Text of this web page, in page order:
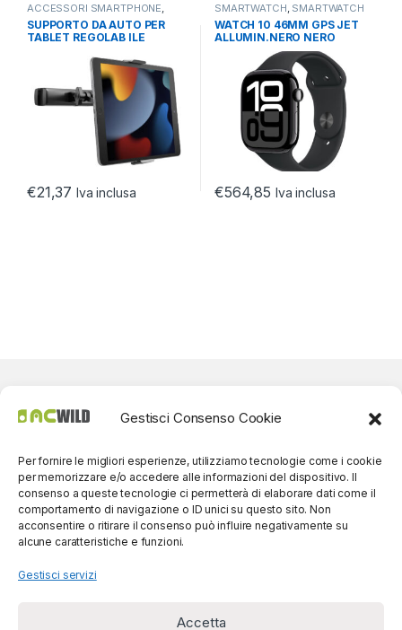
Gestisci Consenso Cookie
Per fornire le migliori esperienze, utilizziamo tecnologie come i cookie
per memorizzare e/o accedere alle informazioni del dispositivo. Il
consenso a queste tecnologie ci permetterà di elaborare dati come il
comportamento di navigazione o ID unici su questo sito. Non
acconsentire o ritirare il consenso può influire negativamente su
alcune caratteristiche e funzioni.
Gestisci servizi
Accetta
ACCESSORI SMARTPHONE,
SUPPORTI,TELEFONIA
SUPPORTO DA AUTO PER
TABLET REGOLAB ILE
€21,37 Iva inclusa
SMARTWATCH, SMARTWATCH
APPLE,TELEFONIA
WATCH 10 46MM GPS JET
ALLUMIN.NERO NERO
SPORT BAND S/M
€564,85 Iva inclusa